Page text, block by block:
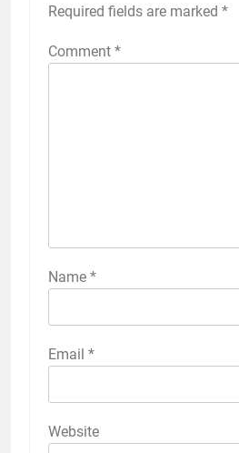
Required fields are marked *
Comment *
Name *
Email *
Website